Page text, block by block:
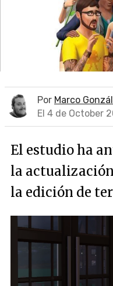
Por Marco
El 4 de October
El estudio ha
la
la edición de